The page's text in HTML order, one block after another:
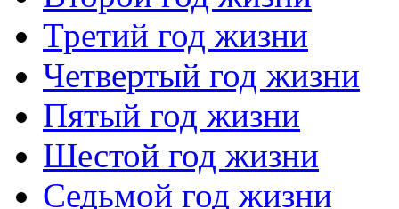
Третий год жизни
Четвертый год жизни
Пятый год жизни
Шестой год жизни
Седьмой год жизни